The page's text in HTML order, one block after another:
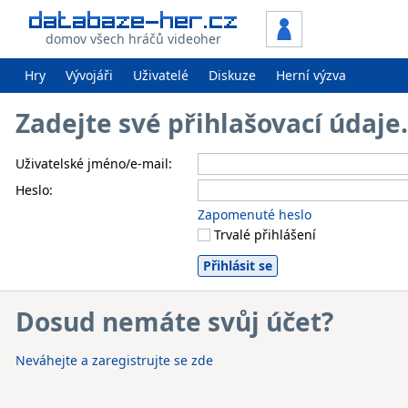
domov všech hráčů videoher
Hry Vývojáři Uživatelé Diskuze Herní výzva
Zadejte své přihlašovací
Uživatelské jméno/e-mail:
Heslo:
Zapomenuté heslo
Trvalé přihlášení
Dosud nemáte svůj účet?
Neváhejte a zaregistrujte se zde